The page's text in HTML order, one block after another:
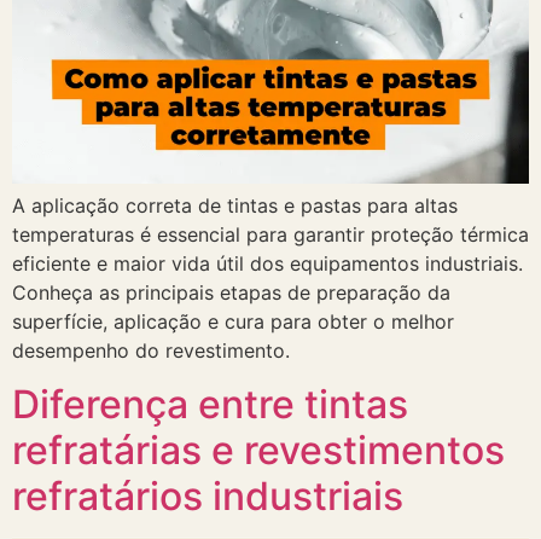
A aplicação correta de tintas e pastas para altas
temperaturas é essencial para garantir proteção térmica
eficiente e maior vida útil dos equipamentos industriais.
Conheça as principais etapas de preparação da
superfície, aplicação e cura para obter o melhor
desempenho do revestimento.
Diferença entre tintas
refratárias e revestimentos
refratários industriais